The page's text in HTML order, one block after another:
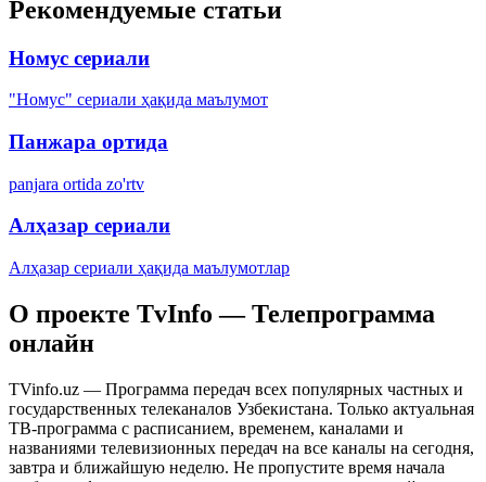
Рекомендуемые статьи
Номус сериали
"Номус" сериали ҳақида маълумот
Панжара ортида
panjara ortida zo'rtv
Алҳазар сериали
Алҳазар сериали ҳақида маълумотлар
О проекте TvInfo — Телепрограмма
онлайн
TVinfo.uz — Программа передач всех популярных частных и
государственных телеканалов Узбекистана. Только актуальная
ТВ-программа с расписанием, временем, каналами и
названиями телевизионных передач на все каналы на сегодня,
завтра и ближайшую неделю. Не пропустите время начала